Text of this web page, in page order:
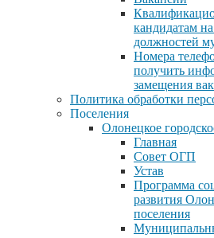
кандидатам
должностей
Номера
получить
замещения
Политика обработки
Поселения
Олонецкое
Главная
Совет ОГП
Устав
Программа
развития
поселения